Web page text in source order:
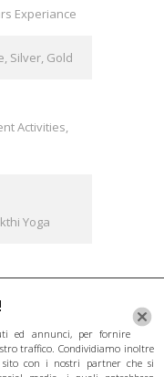
Experiance
Silver, Gold
Activities,
Yoga
ed annunci, per fornire
traffico. Condividiamo inoltre
con i nostri partner che si